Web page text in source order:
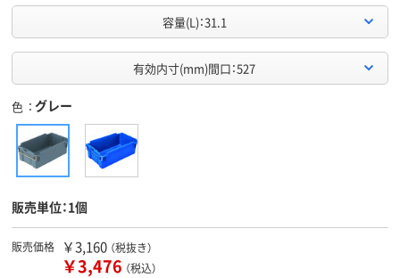
容量(L)：31.1
有効内寸(mm)間口：527
色 グレー
販売単位：1個
販売価格 ￥3,160 （税抜き）
￥3,476 （税込）